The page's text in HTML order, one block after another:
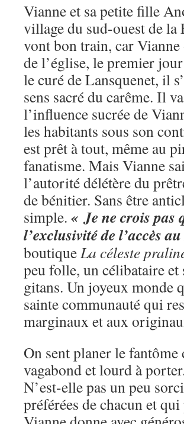
Vianne et sa petite fille
village du sud-ouest de la
vont bon train, car
de l’église, le premier
le curé de Lansquenet, il
sens sacré du carême. Il
l’influence sucrée de
les habitants sous son
est prêt à tout, même au
fanatisme. Mais Vianne
l’autorité délétère du
de bénitier. Sans être
simple. « Je ne crois pas
l’exclusivité de l’accès
boutiqueLa céleste
peu folle, un célibataire et
gitans. Un joyeux monde
sainte communauté qui
marginaux et aux
On sent planer le fantôme
vagabond et lourd à
N’est-elle pas un peu
préférées de chacun et